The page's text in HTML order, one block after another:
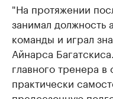
"На протяжении
занимал должность
команды и играл
Айнарса
главного тренера
практически